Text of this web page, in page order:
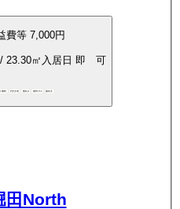
費等 7,000円
/ 23.30㎡ 入居日 即 可
無料 P空き有 敷礼0 都市ガス 南向き
田North